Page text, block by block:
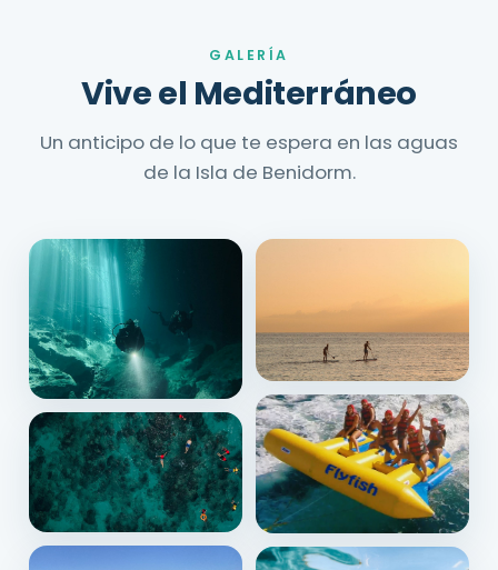
GALERÍA
Vive el Mediterráneo
Un anticipo de lo que te espera en las aguas
de la Isla de Benidorm.